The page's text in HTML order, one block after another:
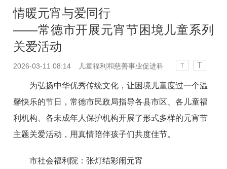
情暖元宵与爱同行
——常德市开展元宵节困境儿童系列
关爱活动
2026-03-11 08:14 儿童福利和慈善事业促进科 T T
为弘扬中华优秀传统文化，让困境儿童度过一个温
馨快乐的节日，常德市民政局指导各县市区、各儿童福
利机构、各未成年人保护机构开展了形式多样的元宵节
主题关爱活动，用真情陪伴孩子们共度佳节。
市社会福利院：张灯结彩闹元宵